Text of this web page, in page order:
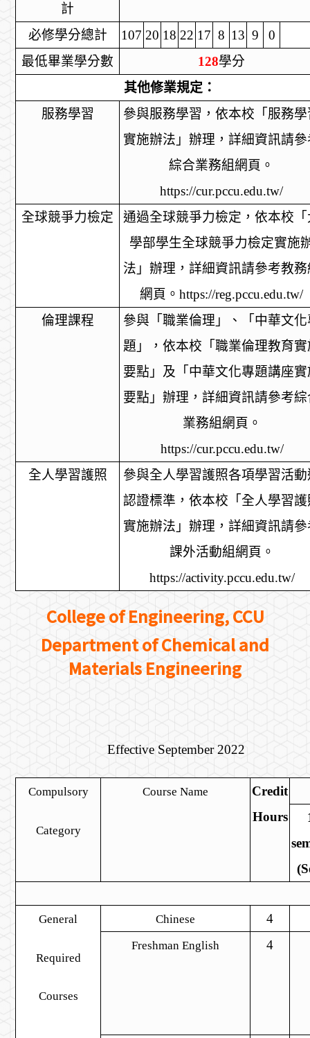
計
必修學分總計 107 20 18 22 17 8 13 9
0
最低畢業學分數
128學分
其他修業規定：
服務學習
參與服務學習，依本校「服務學
實施辦法」辦理，詳細資訊請參
綜合業務組網頁。
https://cur.pccu.edu.tw/
全球競爭力檢定
通過全球競爭力檢定，依本校「
學部學生全球競爭力檢定實施
法」辦理，詳細資訊請參考教務
網頁。https://reg.pccu.edu.tw/
倫理課程
參與「職業倫理」、「中華文化
題」，依本校「職業倫理教育
要點」及「中華文化專題講座
要點」辦理，詳細資訊請參考
業務組網頁。
https://cur.pccu.edu.tw/
全人學習護照
參與全人學習護照各項學習活動
認證標準，依本校「全人學習
實施辦法」辦理，詳細資訊請
課外活動組網頁。
https://activity.pccu.edu.tw/
College of Engineering, CCU
Department of Chemical and
Materials Engineering
Effective September 2022
Compulsory
Category
Course Name
Credit
Hours
General
Required
Courses
Chinese 4
Freshman English 4